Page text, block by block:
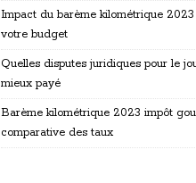
Impact du barème kilométrique
votre budget
Quelles disputes juridiques pour le
mieux payé
Barème kilométrique 2023 impôt
comparative des taux